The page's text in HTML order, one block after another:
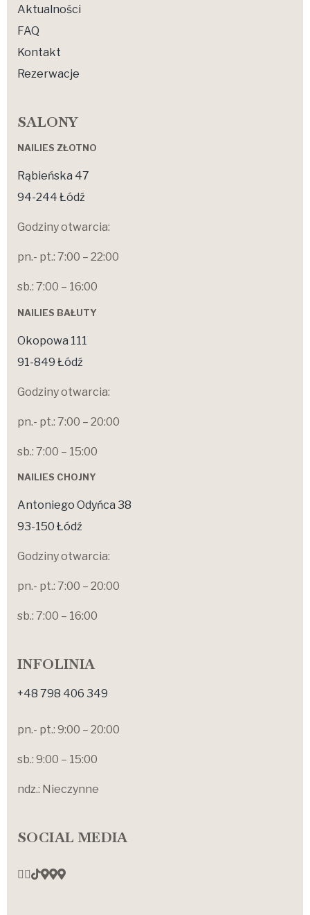
Aktualności
FAQ
Kontakt
Rezerwacje
SALONY
NAILIES ZŁOTNO
Rąbieńska 47
94-244 Łódź
Godziny otwarcia:
pn.- pt.: 7:00 – 22:00
sb.: 7:00 – 16:00
NAILIES BAŁUTY
Okopowa 111
91-849 Łódź
Godziny otwarcia:
pn.- pt.: 7:00 – 20:00
sb.: 7:00 – 15:00
NAILIES CHOJNY
Antoniego Odyńca 38
93-150 Łódź
Godziny otwarcia:
pn.- pt.: 7:00 – 20:00
sb.: 7:00 – 16:00
INFOLINIA
+48 798 406 349
pn.- pt.: 9:00 – 20:00
sb.: 9:00 – 15:00
ndz.: Nieczynne
SOCIAL MEDIA